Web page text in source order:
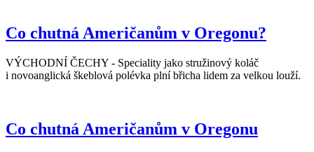
Co chutná Američanům v Oregonu?
VÝCHODNÍ ČECHY - Speciality jako stružinový koláč
i novoanglická škeblová polévka plní břicha lidem za velkou louží.
Co chutná Američanům v Oregonu